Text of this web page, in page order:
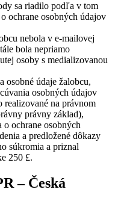
sa riadilo podľa v tom
ochrane osobných údajov
nebola v e-mailovej
bola nepriamo
osoby s medializovanou
osobné údaje žalobcu,
osobných údajov
na právnom
právny základ),
o ochrane osobných
a predložené dôkazy
súkromia a priznal
250 £.
– Česká